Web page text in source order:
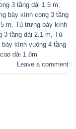
3 tầng dài 1.5 m,
bày kính cong 3 tầng
m, Tủ trưng bày kính
3 tầng dài 2.1 m, Tủ
kính vuông 4 tầng
dài 1.8m
Leave a comment